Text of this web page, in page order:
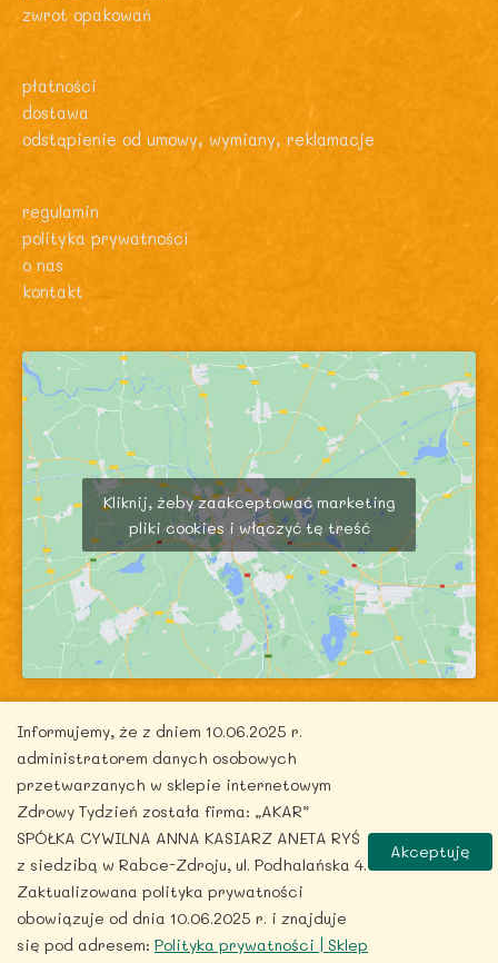
zwrot opakowań
płatności
dostawa
odstąpienie od umowy, wymiany, reklamacje
regulamin
polityka prywatności
o nas
kontakt
Kliknij, żeby zaakceptować marketing
pliki cookies i włączyć tę treść
Copyright © 2026 zdrowytydzien.pl | Powered by
ITentego.pl
Informujemy, że z dniem 10.06.2025 r.
administratorem danych osobowych
przetwarzanych w sklepie internetowym
Zdrowy Tydzień została firma: „AKAR”
SPÓŁKA CYWILNA ANNA KASIARZ ANETA RYŚ
z siedzibą w Rabce-Zdroju, ul. Podhalańska 4.
Zaktualizowana polityka prywatności
obowiązuje od dnia 10.06.2025 r. i znajduje
się pod adresem: Polityka prywatności | Sklep
Akceptuję